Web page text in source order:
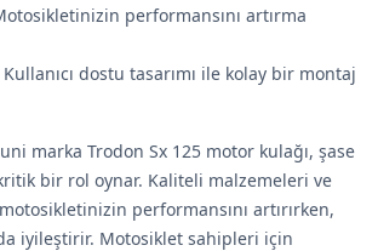
performansını artırma
Kullanıcı dostu tasarımı ile kolay bir montaj
marka Trodon Sx 125 motor kulağı, şase
bir rol oynar. Kaliteli malzemeleri ve
performansını artırırken,
iyileştirir. Motosiklet sahipleri için